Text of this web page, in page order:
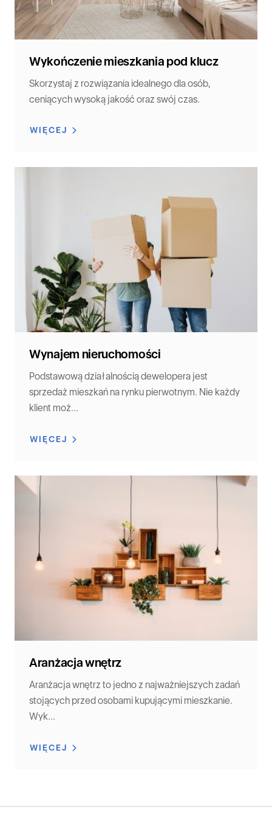
Wykończenie mieszkania pod klucz
Skorzystaj z rozwiązania idealnego dla osób,
ceniących wysoką jakość oraz swój czas.
WIĘCEJ
Wynajem nieruchomości
Podstawową działalnością dewelopera jest
sprzedaż mieszkań na rynku pierwotnym. Nie każdy
klient moż...
WIĘCEJ
Aranżacja wnętrz
Aranżacja wnętrz to jedno z najważniejszych zadań
stojących przed osobami kupującymi mieszkanie.
Wyk...
WIĘCEJ